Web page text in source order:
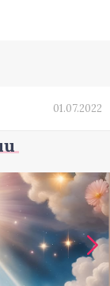
01.07.2022